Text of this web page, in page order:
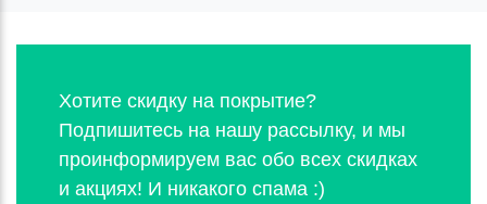
Хотите скидку на покрытие?
Подпишитесь на нашу рассылку, и мы
проинформируем вас обо всех скидках
и акциях! И никакого спама :)